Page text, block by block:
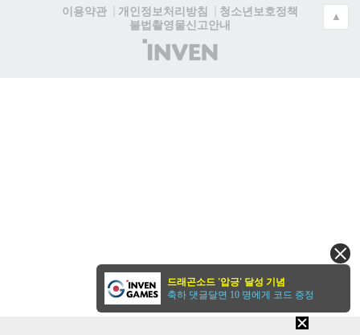
이용약관
개인정보처리방침
청소년보호정책
불법촬영물신고안내
(주)
인
▲
드래곤소드 '압긍' 달성 기념
축하 댓글달면 10 명에게 코드 증정